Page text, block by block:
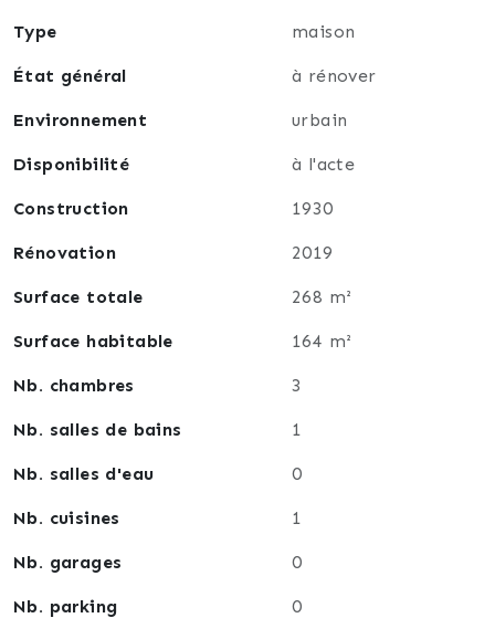
secteur calme, les volumes.
Immobilier sur demande.
Type maison
État général à rénover
Environnement urbain
Disponibilité à l'acte
Construction 1930
Rénovation 2019
Surface totale 268 m²
Surface habitable 164 m²
Nb. chambres 3
Nb. salles de bains 1
Nb. salles d'eau 0
Nb. cuisines 1
Nb. garages 0
Nb. parking 0